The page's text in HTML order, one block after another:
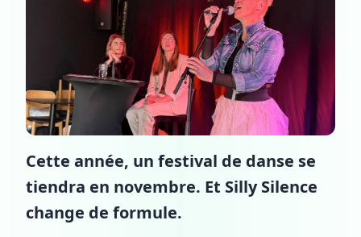
Cette année, un festival de danse se
tiendra en novembre. Et Silly Silence
change de formule.